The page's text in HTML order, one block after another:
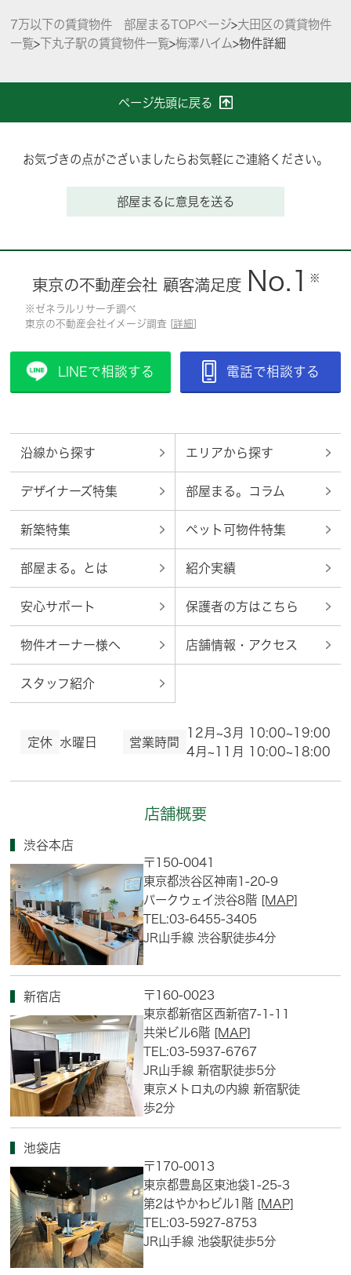
7万以下の賃貸物件 部屋まるTOPページ>大田区の賃貸物件
一覧>下丸子駅の賃貸物件一覧>梅澤ハイム>物件詳細
ページ先頭に戻る
お気づきの点がございましたらお気軽にご連絡ください。
部屋まるに意見を送る
東京の不動産会社 顧客満足度 No.1 ※
※ゼネラルリサーチ調べ
東京の不動産会社イメージ調査 [ 詳細
LINEで相談する 電話で相談する
沿線から探す エリアから探す
デザイナーズ特集 部屋まる。コラム
新築特集 ペット可物件特集
部屋まる。とは 紹介実績
安心サポート 保護者の方はこちら
物件オーナー様へ 店舗情報・アクセス
スタッフ紹介
定休 水曜日 営業時間
12月~3月 10:00~19:00
4月~11月 10:00~18:00
店舗概要
渋谷本店
〒150-0041
東京都渋谷区神南1-20-9
パークウェイ渋谷8階 [MAP]
TEL:03-6455-3405
JR山手線 渋谷駅徒歩4分
新宿店
〒160-0023
東京都新宿区西新宿7-1-11
共栄ビル6階 [MAP]
TEL:03-5937-6767
JR山手線 新宿駅徒歩5分
東京メトロ丸の内線 新宿駅徒
歩2分
池袋店
〒170-0013
東京都豊島区東池袋1-25-3
第2はやかわビル1階 [MAP]
TEL:03-5927-8753
JR山手線 池袋駅徒歩5分